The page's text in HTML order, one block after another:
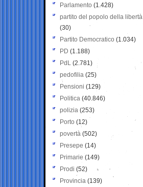
Parlamento (1.428)
partito del popolo della libertà
(30)
Partito Democratico (1.034)
PD (1.188)
PdL (2.781)
pedofilia (25)
Pensioni (129)
Politica (40.846)
polizia (253)
Porto (12)
povertà (502)
Presepe (14)
Primarie (149)
Prodi (52)
Provincia (139)